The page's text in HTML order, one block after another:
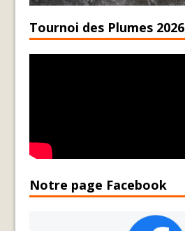
Tournoi des Plumes 2026
Notre page Facebook